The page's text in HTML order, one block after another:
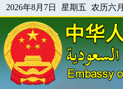
2026年8月7日 星期五 农历六